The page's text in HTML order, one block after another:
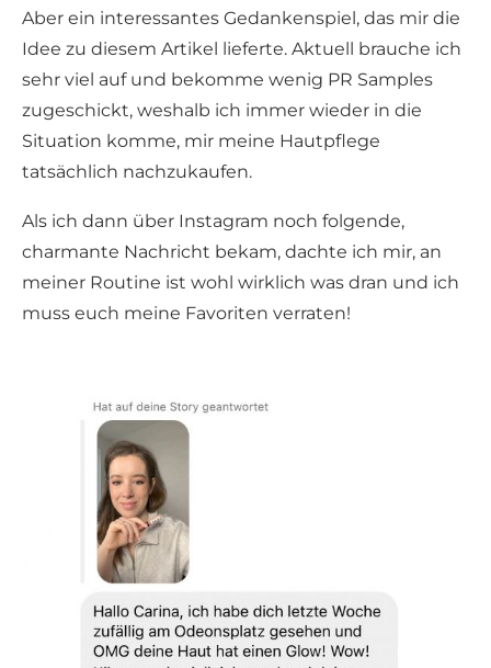
Aber ein interessantes Gedankenspiel, das mir die
Idee zu diesem Artikel lieferte. Aktuell brauche ich
sehr viel auf und bekomme wenig PR Samples
zugeschickt, weshalb ich immer wieder in die
Situation komme, mir meine Hautpflege
tatsächlich nachzukaufen.
Als ich dann über Instagram noch folgende,
charmante Nachricht bekam, dachte ich mir, an
meiner Routine ist wohl wirklich was dran und ich
muss euch meine Favoriten verraten!